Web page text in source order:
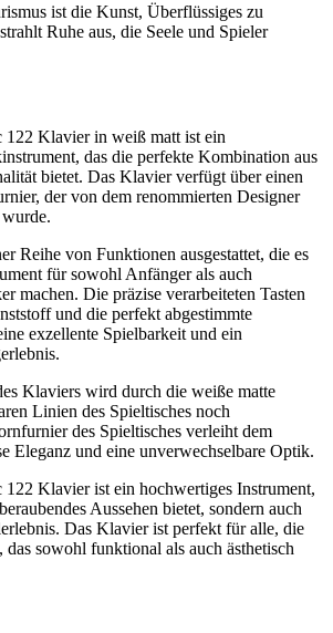
ist die Kunst, Überflüssiges zu
Ruhe aus, die Seele und Spieler
122 Klavier in weiß matt ist ein
das die perfekte Kombination aus
bietet. Das Klavier verfügt über einen
der von dem renommierten Designer
Reihe von Funktionen ausgestattet, die es
für sowohl Anfänger als auch
machen. Die präzise verarbeiteten Tasten
und die perfekt abgestimmte
exzellente Spielbarkeit und ein
Klaviers wird durch die weiße matte
Linien des Spieltisches noch
des Spieltisches verleiht dem
Eleganz und eine unverwechselbare Optik.
122 Klavier ist ein hochwertiges Instrument,
Aussehen bietet, sondern auch
Das Klavier ist perfekt für alle, die
das sowohl funktional als auch ästhetisch